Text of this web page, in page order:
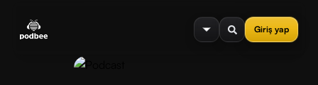
Giriş yap
menu